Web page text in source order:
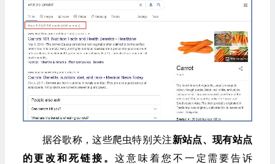
据谷歌称，这些爬虫特别关注新站点、现有站点
的更改和死链接。这意味着您不一定需要告诉